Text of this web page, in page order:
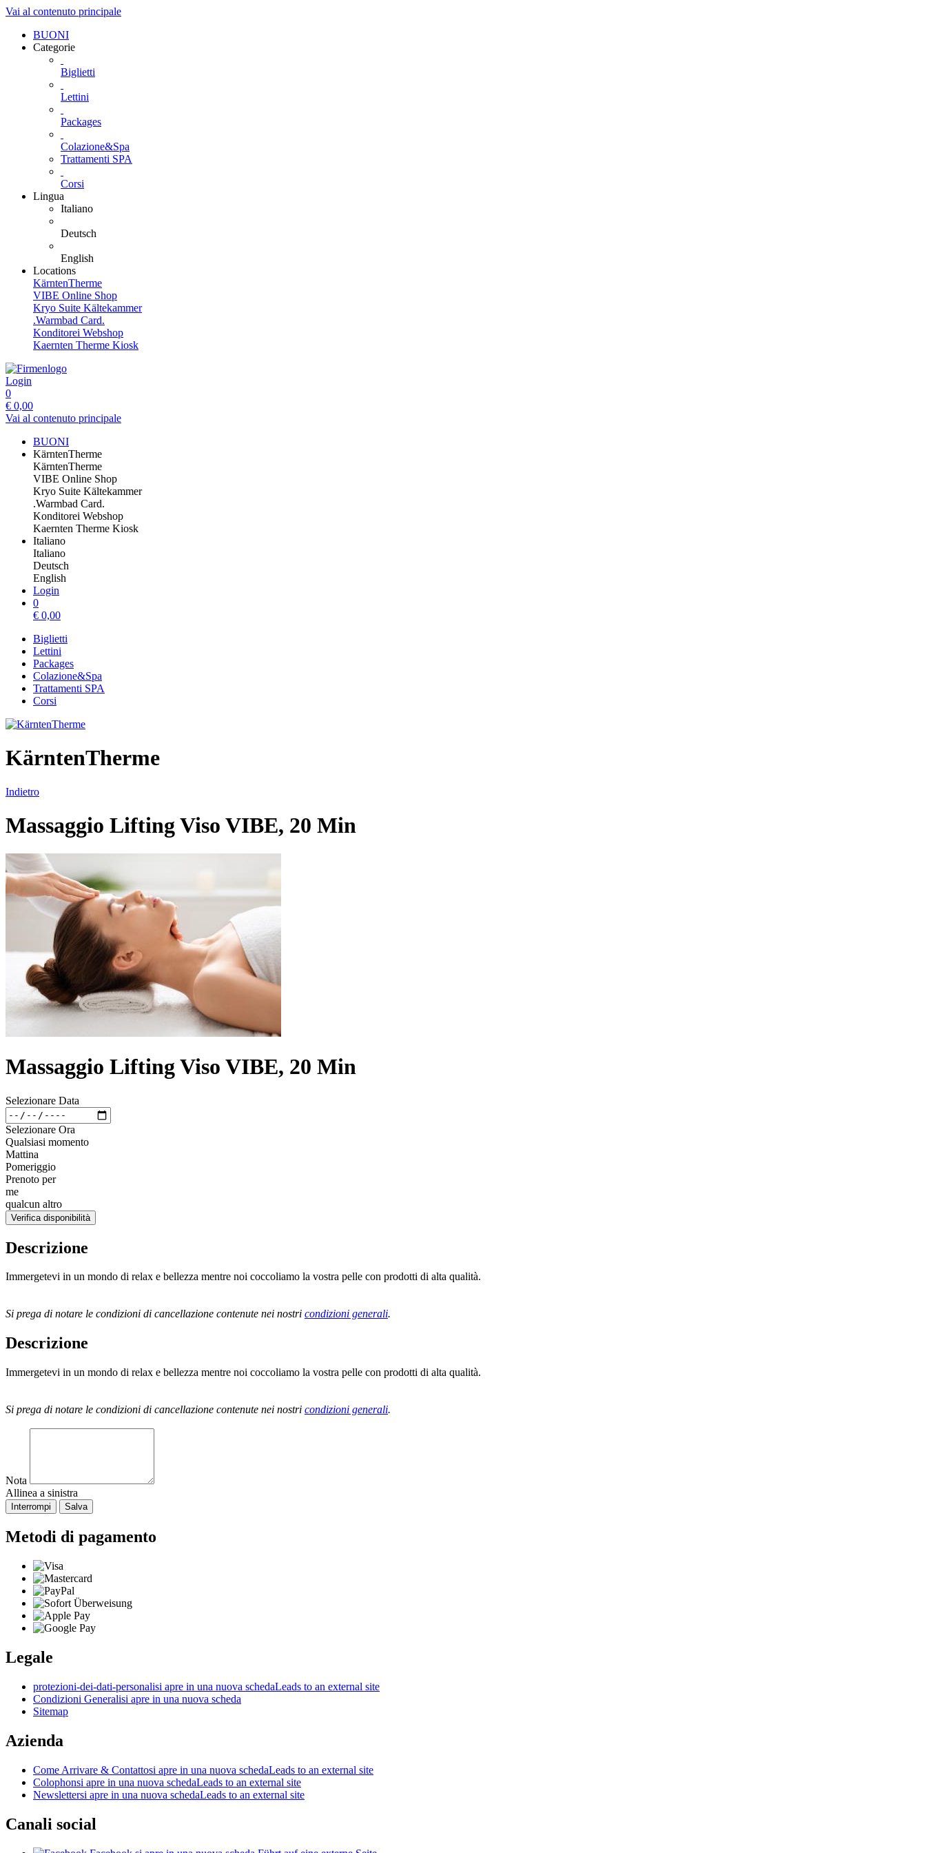
Vai al contenuto principale
BUONI
Categorie
Biglietti
Lettini
Packages
Colazione&Spa
Trattamenti SPA
Corsi
Lingua
Italiano
Deutsch
English
Locations
KärntenTherme
VIBE Online Shop
Kryo Suite Kältekammer
.Warmbad Card.
Konditorei Webshop
Kaernten Therme Kiosk
Login
0
€ 0,00
Vai al contenuto principale
BUONI
KärntenTherme
KärntenTherme
VIBE Online Shop
Kryo Suite Kältekammer
.Warmbad Card.
Konditorei Webshop
Kaernten Therme Kiosk
Italiano
Italiano
Deutsch
English
Login
0
€ 0,00
Biglietti
Lettini
Packages
Colazione&Spa
Trattamenti SPA
Corsi
KärntenTherme
Indietro
Massaggio Lifting Viso VIBE, 20 Min
Massaggio Lifting Viso VIBE, 20 Min
Selezionare Data
Selezionare Ora
Qualsiasi momento
Mattina
Pomeriggio
Prenoto per
me
qualcun altro
Verifica disponibilità
Descrizione
Immergetevi in un mondo di relax e bellezza mentre noi coccoliamo la vostra pelle con prodotti di alta qualità.
Si prega di notare le condizioni di cancellazione contenute nei nostri condizioni generali.
Descrizione
Immergetevi in un mondo di relax e bellezza mentre noi coccoliamo la vostra pelle con prodotti di alta qualità.
Si prega di notare le condizioni di cancellazione contenute nei nostri condizioni generali.
Nota
Allinea a sinistra
Interrompi Salva
Metodi di pagamento
Legale
protezioni-dei-dati-personalisi apre in una nuova schedaLeads to an external site
Condizioni Generalisi apre in una nuova scheda
Sitemap
Azienda
Come Arrivare & Contattosi apre in una nuova schedaLeads to an external site
Colophonsi apre in una nuova schedaLeads to an external site
Newslettersi apre in una nuova schedaLeads to an external site
Canali social